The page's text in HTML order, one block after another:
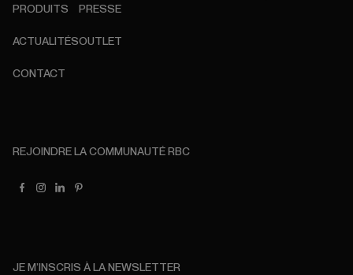
PRODUITS
ACTUALITÉS
CONTACT
PRESSE
OUTLET
REJOINDRE LA COMMUNAUTÉ RBC
JE M’INSCRIS À LA NEWSLETTER